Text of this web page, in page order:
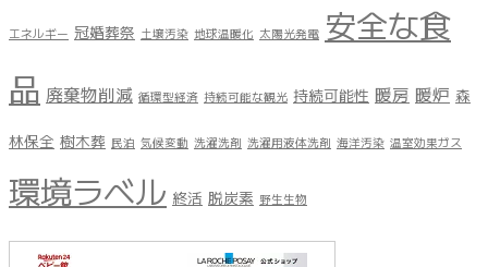
エネルギー 冠婚葬祭 土壌汚染 地球温暖化 太陽光発電 安全な食
品 廃棄物削減 循環型経済 持続可能な観光 持続可能性 暖房 暖炉 森
林保全 樹木葬 民泊 気候変動 洗濯洗剤 洗濯用液体洗剤 海洋汚染 温室効果ガス
環境ラベル 終活 脱炭素 野生生物